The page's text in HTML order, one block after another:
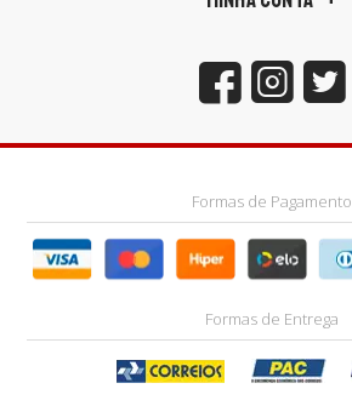
Formas de Pagamento
Formas de Entrega